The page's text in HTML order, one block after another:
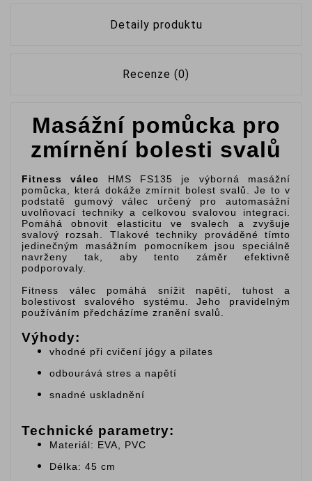
Detaily produktu
Recenze (0)
Masážní pomůcka pro
zmírnění bolesti svalů
Fitness válec HMS FS135 je výborná masážní
pomůcka, která dokáže zmírnit bolest svalů. Je to v
podstatě gumový válec určený pro automasážní
uvolňovací techniky a celkovou svalovou integraci.
Pomáhá obnovit elasticitu ve svalech a zvyšuje
svalový rozsah. Tlakové techniky prováděné tímto
jedinečným masážním pomocníkem jsou speciálně
navrženy tak, aby tento záměr efektivně
podporovaly.
Fitness válec pomáhá snížit napětí, tuhost a
bolestivost svalového systému. Jeho pravidelným
používáním předcházíme zranění svalů.
Výhody:
vhodné při cvičení jógy a pilates
odbourává stres a napětí
snadné uskladnění
Technické parametry:
Materiál: EVA, PVC
Délka: 45 cm